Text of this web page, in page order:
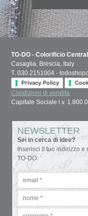
TO-DO - Colorificio
Casaglia, Brescia, Italy
T. 030 2151004 -
Privacy Policy
Condizioni di vendita
Capitale Sociale i.v.
NEWSLETTER
Sei in cerca di idee?
Inserisci il tuo indirizzo e
TO-DO.